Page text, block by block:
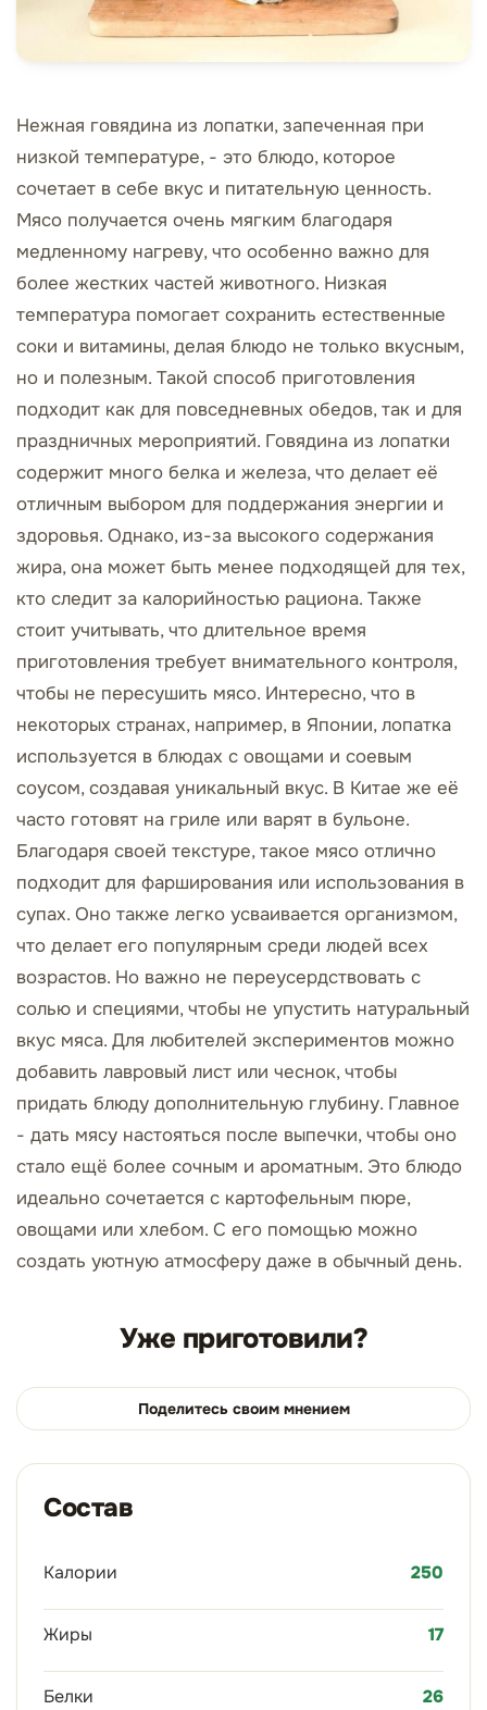
Нежная говядина из лопатки, запеченная при
низкой температуре, - это блюдо, которое
сочетает в себе вкус и питательную ценность.
Мясо получается очень мягким благодаря
медленному нагреву, что особенно важно для
более жестких частей животного. Низкая
температура помогает сохранить естественные
соки и витамины, делая блюдо не только вкусным,
но и полезным. Такой способ приготовления
подходит как для повседневных обедов, так и для
праздничных мероприятий. Говядина из лопатки
содержит много белка и железа, что делает её
отличным выбором для поддержания энергии и
здоровья. Однако, из-за высокого содержания
жира, она может быть менее подходящей для тех,
кто следит за калорийностью рациона. Также
стоит учитывать, что длительное время
приготовления требует внимательного контроля,
чтобы не пересушить мясо. Интересно, что в
некоторых странах, например, в Японии, лопатка
используется в блюдах с овощами и соевым
соусом, создавая уникальный вкус. В Китае же её
часто готовят на гриле или варят в бульоне.
Благодаря своей текстуре, такое мясо отлично
подходит для фарширования или использования в
супах. Оно также легко усваивается организмом,
что делает его популярным среди людей всех
возрастов. Но важно не переусердствовать с
солью и специями, чтобы не упустить натуральный
вкус мяса. Для любителей экспериментов можно
добавить лавровый лист или чеснок, чтобы
придать блюду дополнительную глубину. Главное
- дать мясу настояться после выпечки, чтобы оно
стало ещё более сочным и ароматным. Это блюдо
идеально сочетается с картофельным пюре,
овощами или хлебом. С его помощью можно
создать уютную атмосферу даже в обычный день.
Уже приготовили?
Поделитесь своим мнением
Состав
Калории 250
Жиры 17
Белки 26